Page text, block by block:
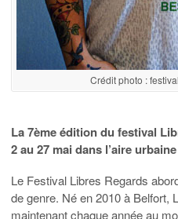
Crédit photo :
La 7ème édition du festival
2 au 27 mai dans l’aire
Le Festival Libres Regards
de genre. Né en 2010 à Belfort,
maintenant chaque année au